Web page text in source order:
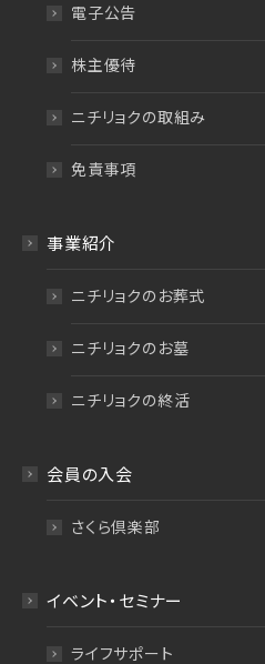
電子公告
株主優待
ニチリョクの取組み
免責事項
事業紹介
ニチリョクのお葬式
ニチリョクのお墓
ニチリョクの終活
会員の入会
さくら倶楽部
イベント・セミナー
ライフサポート